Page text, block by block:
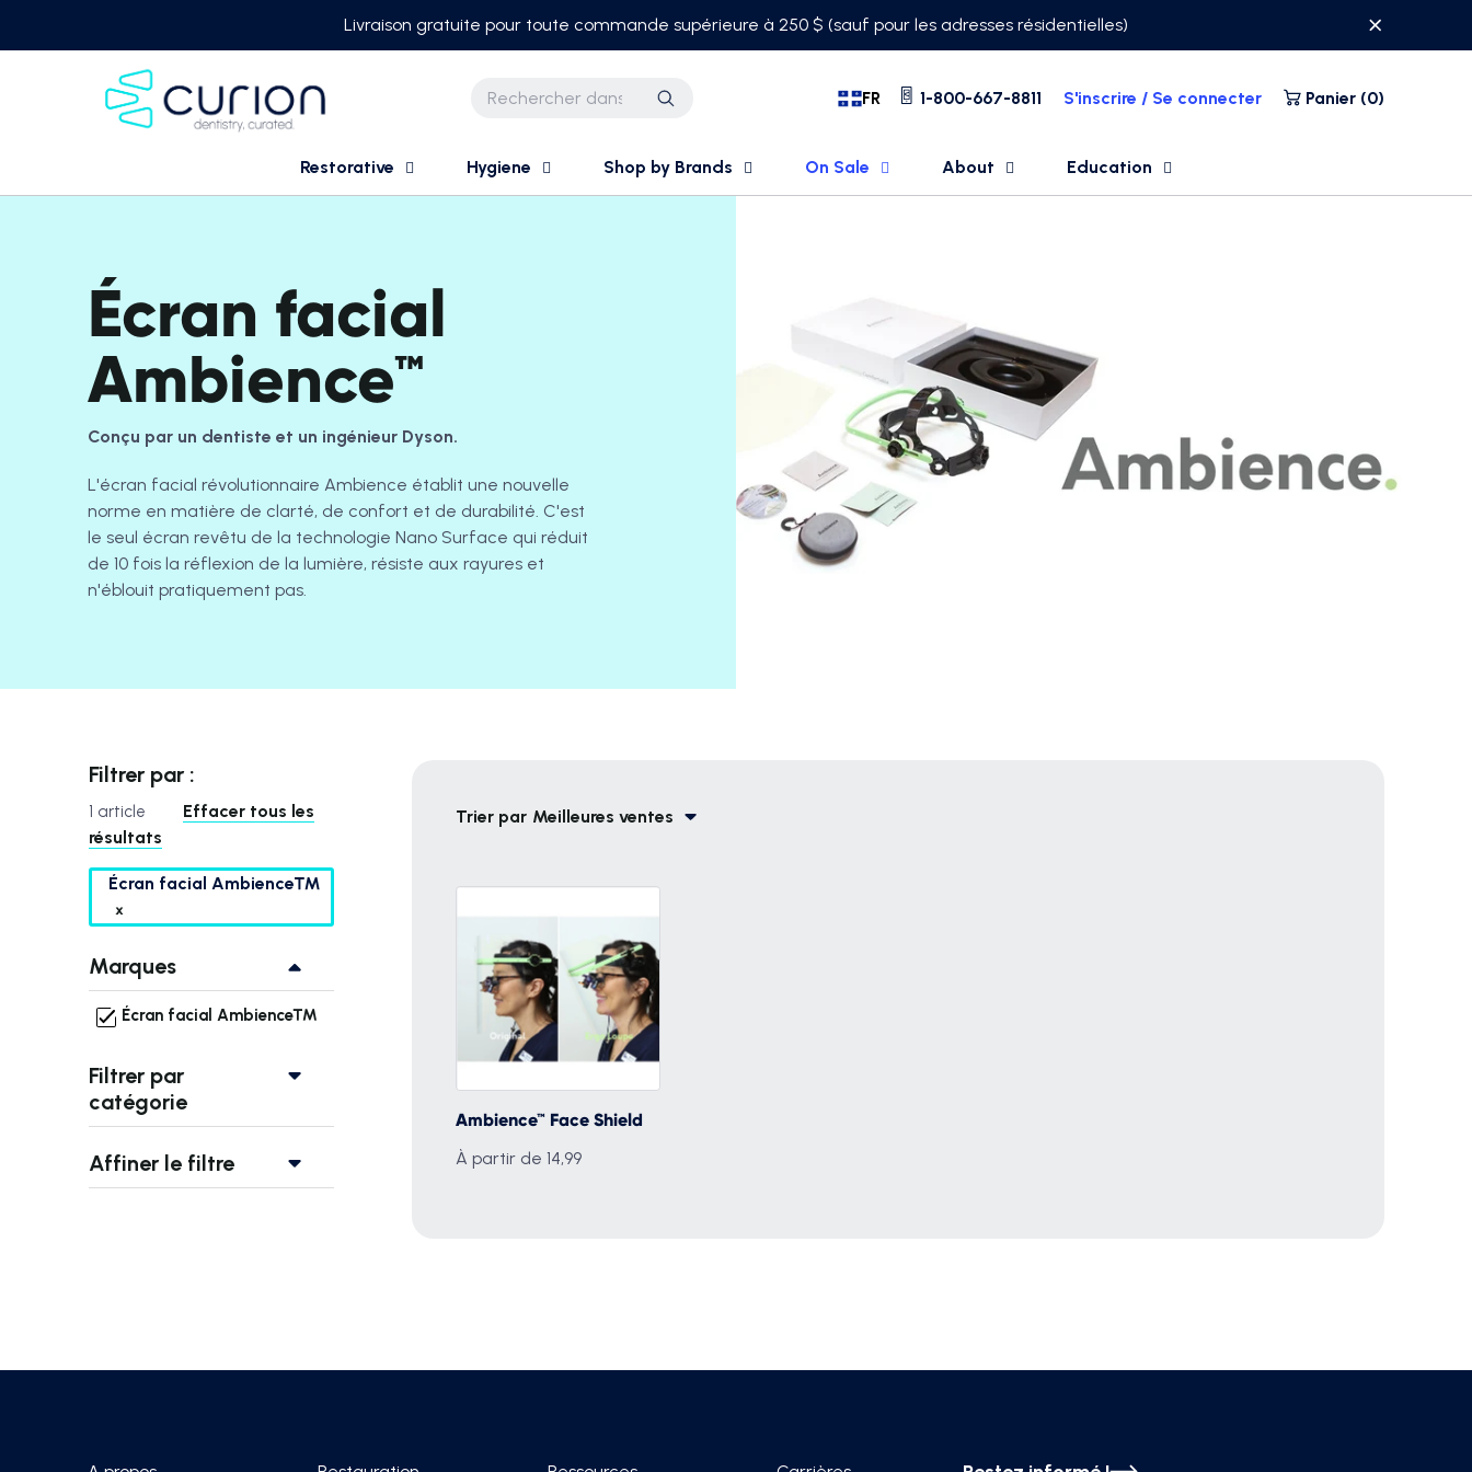
Livraison gratuite pour toute commande supérieure à 250 $ (sauf pour les adresses résidentielles)
Recherche FR 1-800-667-8811 S'inscrire / Se connecter Panier (0)
Restorative Hygiene Shop by Brands On Sale About Education
Écran facial
Ambience™
Conçu par un dentiste et un ingénieur Dyson.
L'écran facial révolutionnaire Ambience établit une nouvelle
norme en matière de clarté, de confort et de durabilité. C'est
le seul écran revêtu de la technologie Nano Surface qui réduit
de 10 fois la réflexion de la lumière, résiste aux rayures et
n'éblouit pratiquement pas.
Filtrer par :
1 article
Effacer tous les
résultats
Écran facial Ambience™
Marques
Écran facial Ambience™
Filtrer par
catégorie
Affiner le filtre
Trier par Meilleures ventes
Ambience™ Face Shield
À partir de 14,99